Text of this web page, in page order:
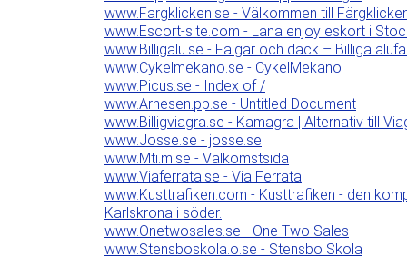
www.Fargklicken.se - Välkommen till
www.Escort-site.com - Lana enjoy eskort i
www.Billigalu.se - Fälgar och däck – Billiga
www.Cykelmekano.se - CykelMekano
www.Picus.se - Index of /
www.Arnesen.pp.se - Untitled Document
www.Billigviagra.se - Kamagra | Alternativ till
www.Josse.se - josse.se
www.Mti.m.se - Välkomstsida
www.Viaferrata.se - Via Ferrata
www.Kusttrafiken.com - Kusttrafiken - den
Karlskrona i söder.
www.Onetwosales.se - One Two Sales
www.Stensboskola.o.se - Stensbo Skola